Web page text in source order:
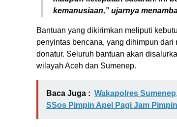
kemanusiaan,” ujarnya
Bantuan yang dikirimkan meliputi
penyintas bencana, yang dihimpun dari
donatur. Seluruh bantuan akan
wilayah Aceh dan Sumenep.
Baca Juga : Wakapolres
SSos Pimpin Apel Pagi Jam